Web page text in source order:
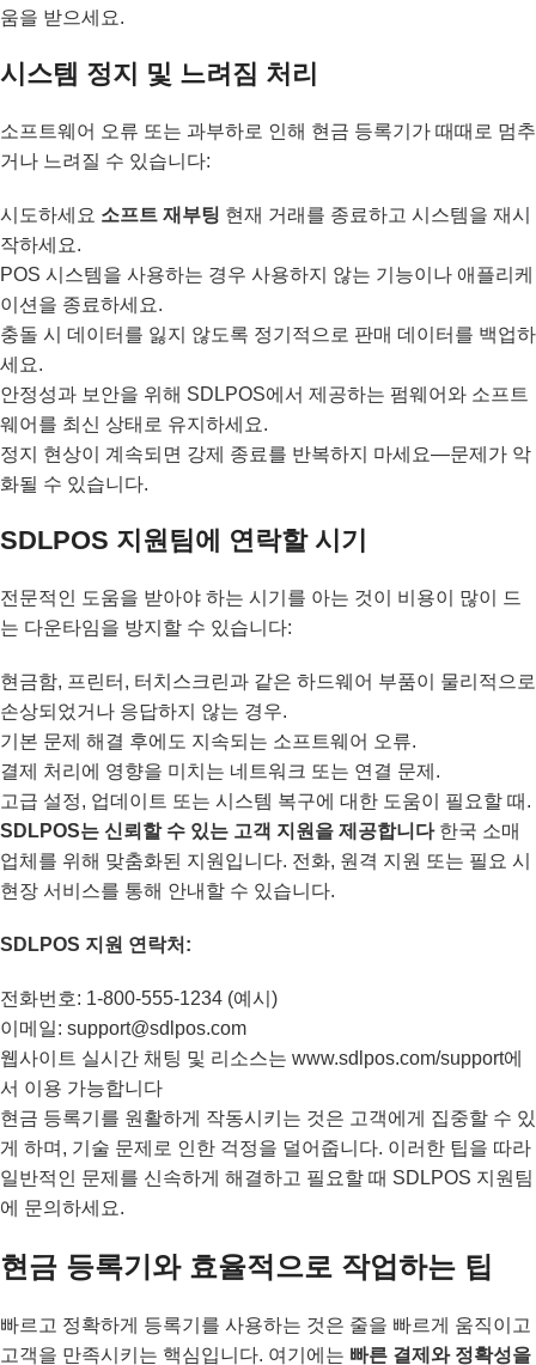
움을 받으세요.
시스템 정지 및 느려짐 처리
소프트웨어 오류 또는 과부하로 인해 현금 등록기가 때때로 멈추
거나 느려질 수 있습니다:
시도하세요 소프트 재부팅 현재 거래를 종료하고 시스템을 재시
작하세요.
POS 시스템을 사용하는 경우 사용하지 않는 기능이나 애플리케
이션을 종료하세요.
충돌 시 데이터를 잃지 않도록 정기적으로 판매 데이터를 백업하
세요.
안정성과 보안을 위해 SDLPOS에서 제공하는 펌웨어와 소프트
웨어를 최신 상태로 유지하세요.
정지 현상이 계속되면 강제 종료를 반복하지 마세요—문제가 악
화될 수 있습니다.
SDLPOS 지원팀에 연락할 시기
전문적인 도움을 받아야 하는 시기를 아는 것이 비용이 많이 드
는 다운타임을 방지할 수 있습니다:
현금함, 프린터, 터치스크린과 같은 하드웨어 부품이 물리적으로
손상되었거나 응답하지 않는 경우.
기본 문제 해결 후에도 지속되는 소프트웨어 오류.
결제 처리에 영향을 미치는 네트워크 또는 연결 문제.
고급 설정, 업데이트 또는 시스템 복구에 대한 도움이 필요할 때.
SDLPOS는 신뢰할 수 있는 고객 지원을 제공합니다한국 소매
업체를 위해 맞춤화된 지원입니다. 전화, 원격 지원 또는 필요 시
현장 서비스를 통해 안내할 수 있습니다.
SDLPOS 지원 연락처:
전화번호: 1-800-555-1234 (예시)
이메일: support@sdlpos.com
웹사이트 실시간 채팅 및 리소스는 www.sdlpos.com/support에
서 이용 가능합니다
현금 등록기를 원활하게 작동시키는 것은 고객에게 집중할 수 있
게 하며, 기술 문제로 인한 걱정을 덜어줍니다. 이러한 팁을 따라
일반적인 문제를 신속하게 해결하고 필요할 때 SDLPOS 지원팀
에 문의하세요.
현금 등록기와 효율적으로 작업하는 팁
빠르고 정확하게 등록기를 사용하는 것은 줄을 빠르게 움직이고
고객을 만족시키는 핵심입니다. 여기에는 빠른 결제와 정확성을